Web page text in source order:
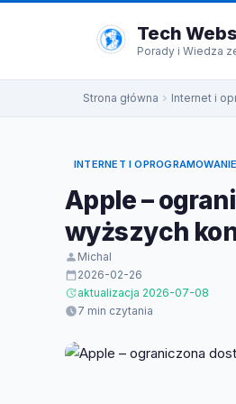
do
Tech
Porady i Wiedza
Strona główna Internet i
INTERNET I OPROGRAMOWANIE
Apple –
wyższych
Michal
2026-02-26
aktualizacja 2026-07-08
7 min czytania